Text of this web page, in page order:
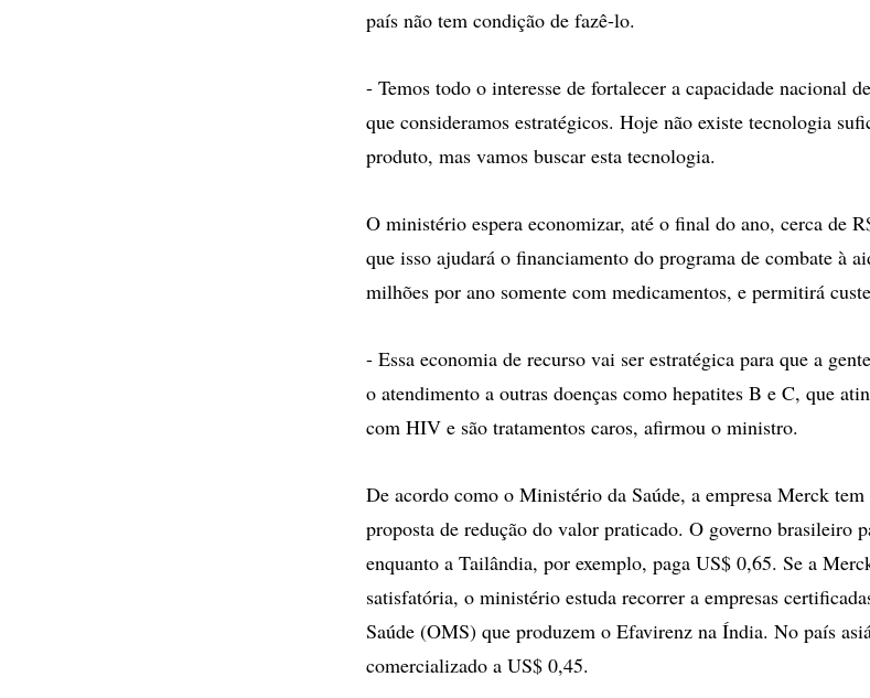
país não tem condição de fazê-lo.
- Temos todo o interesse de fortalecer a capacidade nacional
que consideramos estratégicos. Hoje não existe tecnologia
produto, mas vamos buscar esta tecnologia.
O ministério espera economizar, até o final do ano, cerca de
que isso ajudará o financiamento do programa de combate à
milhões por ano somente com medicamentos, e permitirá
- Essa economia de recurso vai ser estratégica para que a
o atendimento a outras doenças como hepatites B e C, que
com HIV e são tratamentos caros, afirmou o ministro.
De acordo como o Ministério da Saúde, a empresa Merck tem
proposta de redução do valor praticado. O governo brasileiro
enquanto a Tailândia, por exemplo, paga US$ 0,65. Se a
satisfatória, o ministério estuda recorrer a empresas
Saúde (OMS) que produzem o Efavirenz na Índia. No país
comercializado a US$ 0,45.